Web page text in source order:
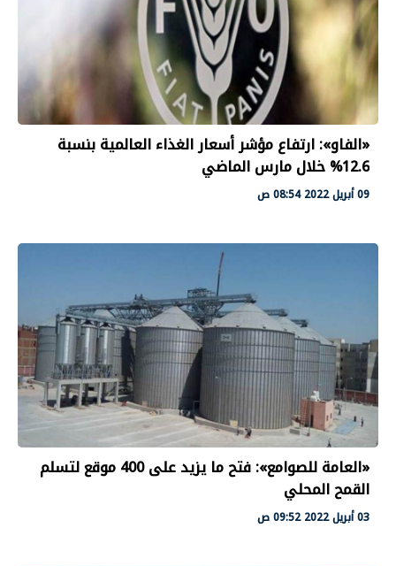
«الفاو»: ارتفاع مؤشر أسعار الغذاء العالمية بنسبة
12.6% خلال مارس الماضي
09 أبريل 2022 08:54 ص
«العامة للصوامع»: فتح ما يزيد على 400 موقع لتسلم
القمح المحلي
03 أبريل 2022 09:52 ص